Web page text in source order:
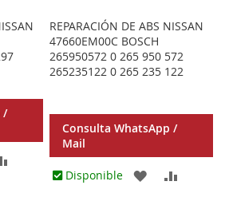
/
AÑADIR
REPARACIÓN DE ABS NISSAN
47660EM00C BOSCH
265950572 0 265 950 572
265235122 0 265 235 122
Consulta WhatsApp /
Mail
Disponible
AGREGAR